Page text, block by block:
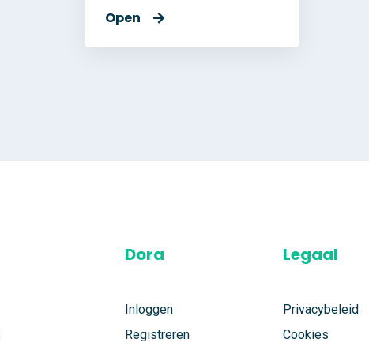
Open
Dora
Inloggen
Registreren
Legaal
Privacybeleid
Cookies